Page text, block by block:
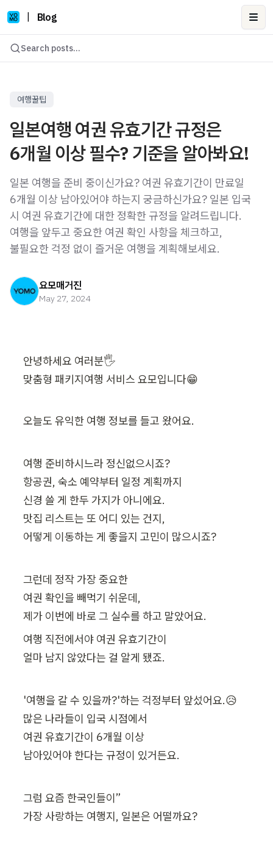
Blog
Search posts...
여행꿀팁
일본여행 여권 유효기간 규정은
6개월 이상 필수? 기준을 알아봐요!
일본 여행을 준비 중이신가요? 여권 유효기간이 만료일
6개월 이상 남아있어야 하는지 궁금하신가요? 일본 입국
시 여권 유효기간에 대한 정확한 규정을 알려드립니다.
여행을 앞두고 중요한 여권 확인 사항을 체크하고,
불필요한 걱정 없이 즐거운 여행을 계획해보세요.
요모매거진
May 27, 2024
안녕하세요 여러분🖐️
맞춤형 패키지여행 서비스 요모입니다😁
오늘도 유익한 여행 정보를 들고 왔어요.
여행 준비하시느라 정신없으시죠?
항공권, 숙소 예약부터 일정 계획까지
신경 쓸 게 한두 가지가 아니에요.
맛집 리스트는 또 어디 있는 건지,
어떻게 이동하는 게 좋을지 고민이 많으시죠?
그런데 정작 가장 중요한
여권 확인을 빼먹기 쉬운데,
여행 직전에서야 여권 유효기간이
얼마 남지 않았다는 걸 알게 됐죠.
'여행을 갈 수 있을까?'하는 걱정부터 앞섰어요.😥
많은 나라들이 입국 시점에서
여권 유효기간이 6개월 이상
남아있어야 한다는 규정이 있거든요.
그럼 요즘 한국인들이”
가장 사랑하는 여행지, 일본은 어떨까요?